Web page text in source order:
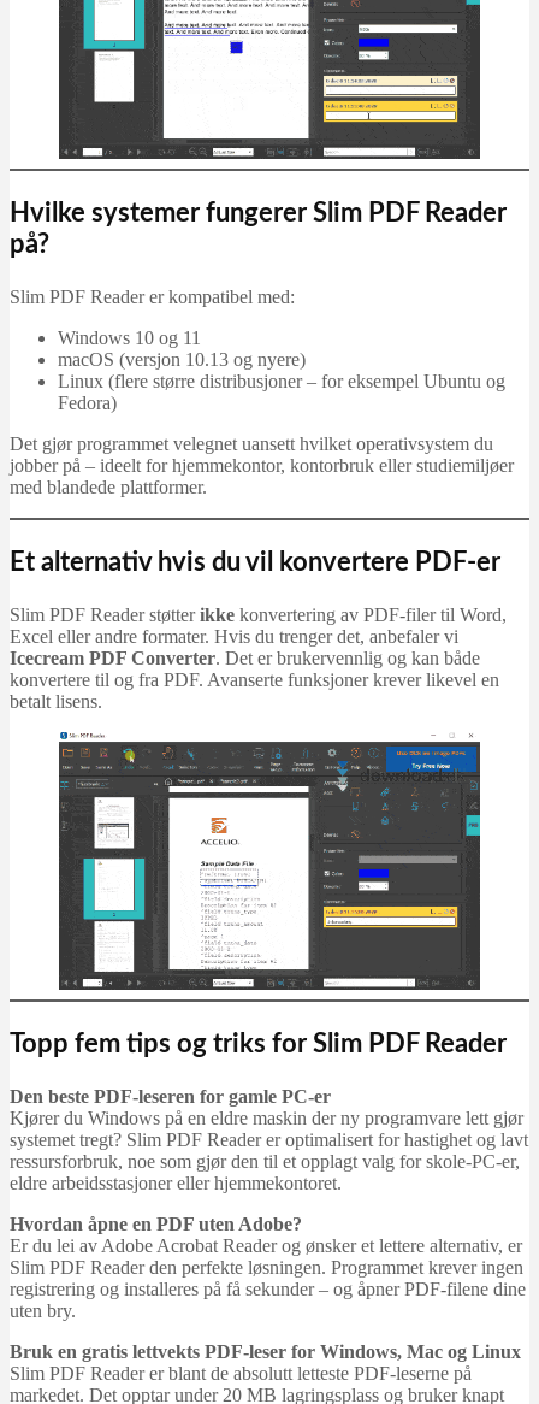
Hvilke systemer fungerer Slim PDF Reader
på?
Slim PDF Reader er kompatibel med:
Windows 10 og 11
macOS (versjon 10.13 og nyere)
Linux (flere større distribusjoner – for eksempel Ubuntu og
Fedora)
Det gjør programmet velegnet uansett hvilket operativsystem du
jobber på – ideelt for hjemmekontor, kontorbruk eller studiemiljøer
med blandede plattformer.
Et alternativ hvis du vil konvertere PDF-er
Slim PDF Reader støtterikke konvertering av PDF-filer til Word,
Excel eller andre formater. Hvis du trenger det, anbefaler vi
Icecream PDF Converter. Det er brukervennlig og kan både
konvertere til og fra PDF. Avanserte funksjoner krever likevel en
betalt lisens.
Topp fem tips og triks for Slim PDF Reader
Den beste PDF-leseren for gamle PC-er
Kjører du Windows på en eldre maskin der ny programvare lett gjør
systemet tregt? Slim PDF Reader er optimalisert for hastighet og lavt
ressursforbruk, noe som gjør den til et opplagt valg for skole-PC-er,
eldre arbeidsstasjoner eller hjemmekontoret.
Hvordan åpne en PDF uten Adobe?
Er du lei av Adobe Acrobat Reader og ønsker et lettere alternativ, er
Slim PDF Reader den perfekte løsningen. Programmet krever ingen
registrering og installeres på få sekunder – og åpner PDF-filene dine
uten bry.
Bruk en gratis lettvekts PDF-leser for Windows, Mac og Linux
Slim PDF Reader er blant de absolutt letteste PDF-leserne på
markedet. Det opptar under 20 MB lagringsplass og bruker knapt